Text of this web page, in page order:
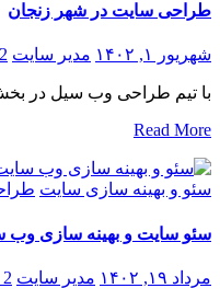
طراحی سایت در شهر زنجان
شهریور ۱, ۱۴۰۲ مدیر سایت 2 Comments
با تیم طراحی وب سیل در
Read More
سئو و بهینه سازی سایت
سئو سایت و بهینه سازی وب
مرداد ۱۹, ۱۴۰۲ مدیر سایت 2 Comments